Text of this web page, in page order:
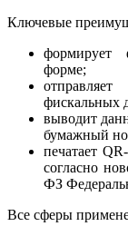
Ключевые
формирует
форме;
фискальных
выводит
бумажный
печатает
согласно
ФЗ
Все сферы